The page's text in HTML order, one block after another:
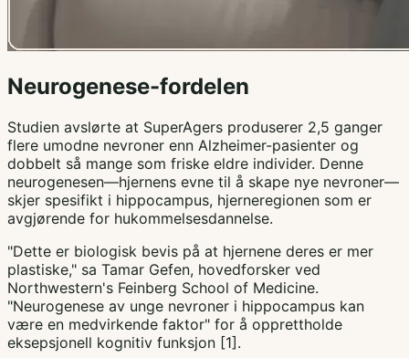
Neurogenese-fordelen
Studien avslørte at SuperAgers produserer 2,5 ganger
flere umodne nevroner enn Alzheimer-pasienter og
dobbelt så mange som friske eldre individer. Denne
neurogenesen—hjernens evne til å skape nye nevroner—
skjer spesifikt i hippocampus, hjerneregionen som er
avgjørende for hukommelsesdannelse.
"Dette er biologisk bevis på at hjernene deres er mer
plastiske," sa Tamar Gefen, hovedforsker ved
Northwestern's Feinberg School of Medicine.
"Neurogenese av unge nevroner i hippocampus kan
være en medvirkende faktor" for å opprettholde
eksepsjonell kognitiv funksjon [1].